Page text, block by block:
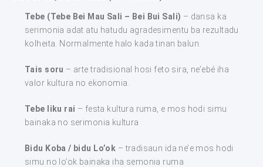
Tebe (Tebe Bei Mau Sali – Bei Bui Sali) – dansa ka
serimonia adat atu hatudu agradesimentu ba rezultadu
kolheita. Normalmente halo kada tinan balun.
Tais soru – arte tradisional hosi feto sira, ne’ebé iha
valor kultura no ekonomia.
Tebe liku rai – festa kultura ruma, e mos hodi simu
bainaka no serimonia kultura
Bidu Koba / bidu Lo’ok – tradisaun ida ne’e mos hodi
simu no lo’ok bainaka iha semonia ruma